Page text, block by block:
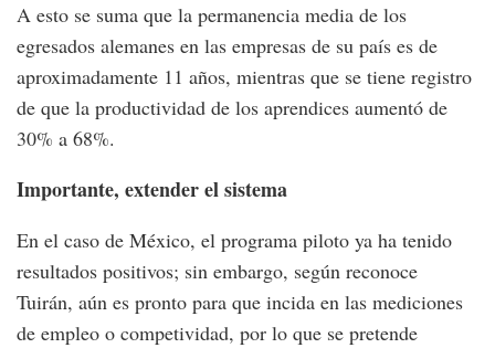
A esto se suma que la permanencia media de los
egresados alemanes en las empresas de su país es de
aproximadamente 11 años, mientras que se tiene registro
de que la productividad de los aprendices aumentó de
30% a 68%.
Importante, extender el sistema
En el caso de México, el programa piloto ya ha tenido
resultados positivos; sin embargo, según reconoce
Tuirán, aún es pronto para que incida en las mediciones
de empleo o competividad, por lo que se pretende